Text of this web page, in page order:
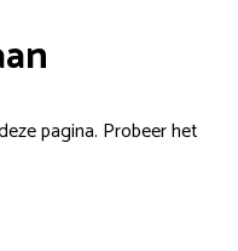
pagina. Probeer het